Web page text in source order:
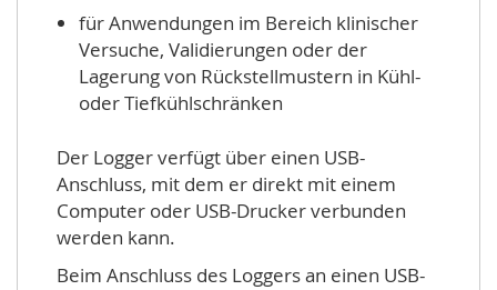
für Anwendungen im Bereich klinischer
Versuche, Validierungen oder der
Lagerung von Rückstellmustern in Kühl-
oder Tiefkühlschränken
Der Logger verfügt über einen USB-
Anschluss, mit dem er direkt mit einem
Computer oder USB-Drucker verbunden
werden kann.
Beim Anschluss des Loggers an einen USB-